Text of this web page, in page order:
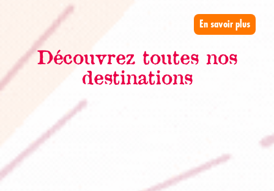
En savoir plus
Découvrez toutes nos
destinations